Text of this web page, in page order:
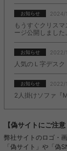
お知らせ 2024/
もうすぐクリス
ージ公開しました。
お知らせ 2022/
人気のＬ字デス
お知らせ 2022/
2人掛けソファ『
【偽サイトにご注意
弊社サイトのロゴ・
「偽サイト」や「偽